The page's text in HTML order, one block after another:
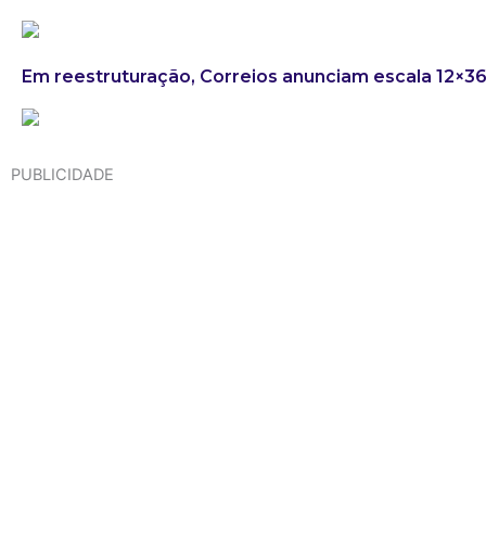
Em reestruturação, Correios anunciam escala
PUBLICIDADE